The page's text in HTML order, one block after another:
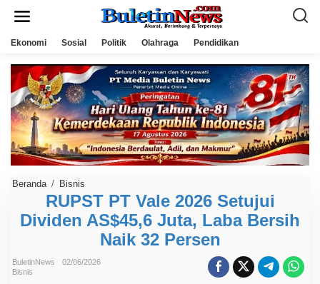
Ekonomi Sosial Politik Olahraga Pendidikan
Beranda / Bisnis
U
P
S
T
V
RUPST PT Vale 2026 Setujui
Dividen AS$45,6 Juta, Laba Bersih
Naik 32 Persen
BuletinNews
02/06/2026
Bisnis